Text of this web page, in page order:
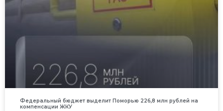
Федеральный бюджет выделит Поморью 226,8 млн рублей на
компенсации ЖКУ